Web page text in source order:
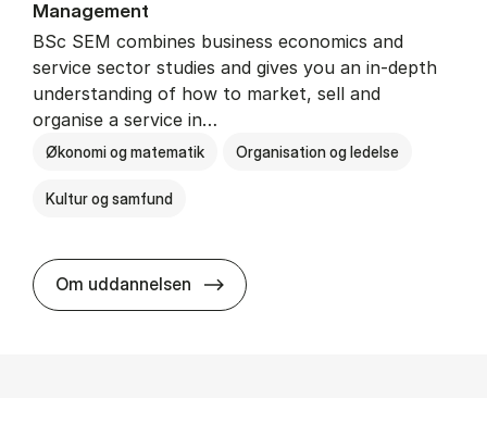
Man­age­ment
BSc SEM combines business economics and
service sector studies and gives you an in-depth
understanding of how to market, sell and
organise a service in…
Økonomi og matematik Organisation og ledelse
Kultur og samfund
Om uddannelsen BSc in Busi­ness Ad­min­is­tra­tion